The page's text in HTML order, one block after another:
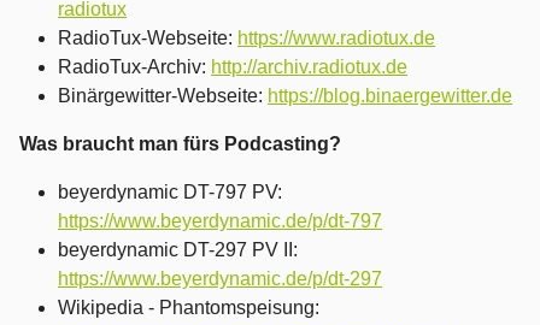
radiotux
RadioTux-Webseite: https://www.radiotux.de
RadioTux-Archiv: http://archiv.radiotux.de
Binärgewitter-Webseite: https://blog.binaergewitter.de
Was braucht man fürs Podcasting?
beyerdynamic DT-797 PV:
https://www.beyerdynamic.de/p/dt-797
beyerdynamic DT-297 PV II:
https://www.beyerdynamic.de/p/dt-297
Wikipedia - Phantomspeisung: